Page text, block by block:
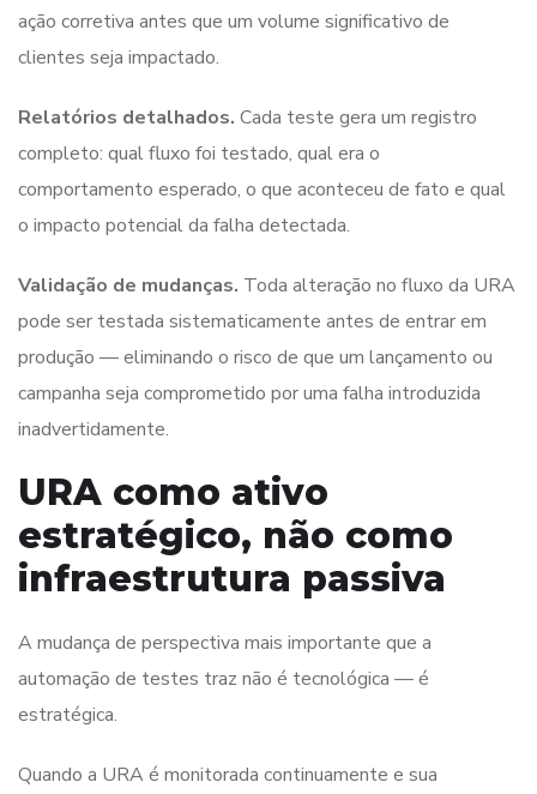
ação corretiva antes que um volume significativo de
clientes seja impactado.
Relatórios detalhados. Cada teste gera um registro
completo: qual fluxo foi testado, qual era o
comportamento esperado, o que aconteceu de fato e qual
o impacto potencial da falha detectada.
Validação de mudanças. Toda alteração no fluxo da URA
pode ser testada sistematicamente antes de entrar em
produção — eliminando o risco de que um lançamento ou
campanha seja comprometido por uma falha introduzida
inadvertidamente.
URA como ativo
estratégico, não como
infraestrutura passiva
A mudança de perspectiva mais importante que a
automação de testes traz não é tecnológica — é
estratégica.
Quando a URA é monitorada continuamente e sua